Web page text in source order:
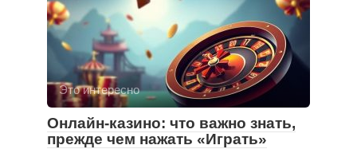
Это интересно
Онлайн-казино: что важно знать,
прежде чем нажать «Играть»